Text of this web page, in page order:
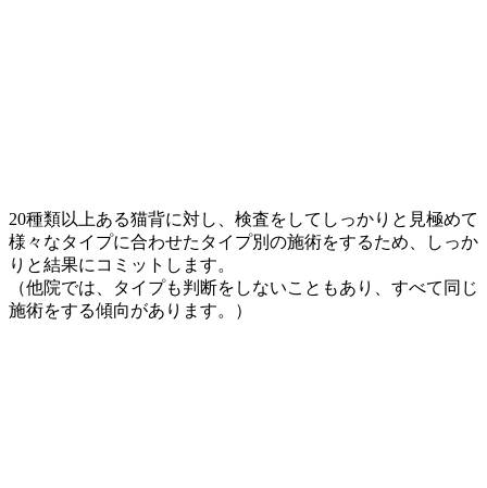
20種類以上ある猫背に対し、検査をしてしっかりと見極めて
様々なタイプに合わせたタイプ別の施術をするため、しっか
りと結果にコミットします。
（他院では、タイプも判断をしないこともあり、すべて同じ
施術をする傾向があります。）